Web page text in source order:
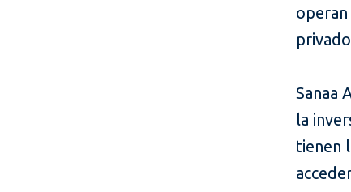
Sanaa
la
tienen